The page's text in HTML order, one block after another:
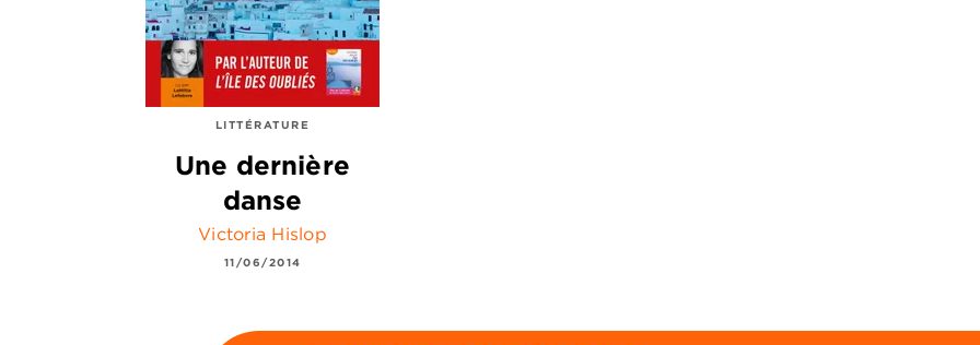
LITTÉRATURE
Une dernière
danse
Victoria Hislop
11/06/2014